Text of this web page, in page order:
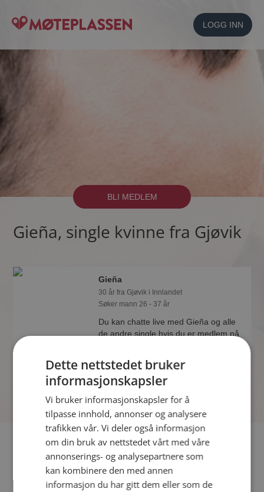
LOGG INN
BLI MEDLEM
Gieña, single kvinne fra Gjøvik
Gieña
30 år fra Gjøvik i Innlandet
Søker mann 26 - 37 år
Du kan chatte live med Gieña og alle
de andre single hvis du er medlem på
Fler single
Flere singlekvinner fra Gjøvik:Karen Ellen
Menn fra Gjøvik
Dette nettstedet bruker
informasjonskapsler
Vi bruker informasjonskapsler for å
tilpasse innhold, annonser og analysere
trafikken vår. Vi deler også informasjon
om din bruk av nettstedet vårt med våre
annonserings- og analysepartnere som
kan kombinere den med annen
informasjon du har gitt dem eller som de